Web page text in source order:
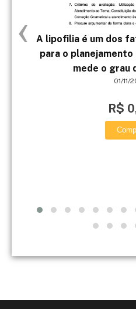
A lipofilia é um dos
para o planejamento
mede o grau
01/11/
R$
‹